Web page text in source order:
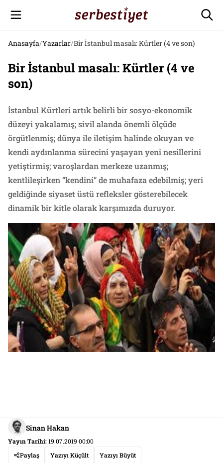
Anasayfa/Yazarlar/Bir İstanbul masalı: Kürtler (4 ve son)
Bir İstanbul masalı: Kürtler (4 ve
son)
İstanbul Kürtleri artık belirli bir sosyo-ekonomik
düzeyi yakalamış; sivil alanda önemli ölçüde
örgütlenmiş; dünya ile iletişim halinde okuyan ve
kendi aydınlanma sürecini yaşayan yeni nesillerini
yetiştirmiş; varoşlardan merkeze uzanmış;
kentlileşirken “kendini” de muhafaza edebilmiş; yeri
geldiğinde siyaset üstü refleksler gösterebilecek
dinamik bir kitle olarak karşımızda duruyor.
Sinan Hakan
Yayın Tarihi:19.07.2019 00:00
Paylaş
Yazıyı Küçült Yazıyı Büyüt